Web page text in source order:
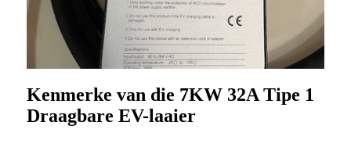
Kenmerke van die 7KW 32A Tipe 1
Draagbare EV-laaier